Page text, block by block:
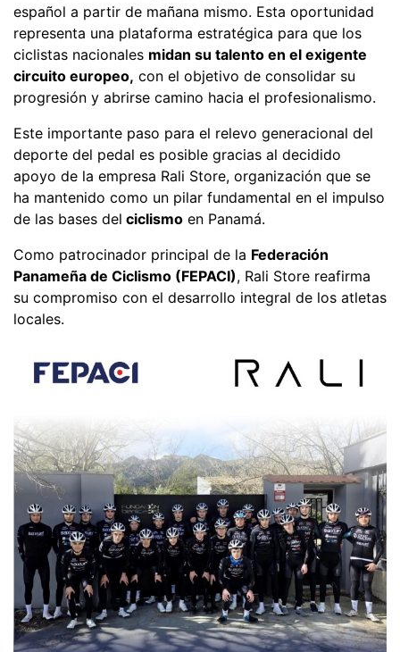
español a partir de mañana mismo. Esta oportunidad
representa una plataforma estratégica para que los
ciclistas nacionales midan su talento en el exigente
circuito europeo, con el objetivo de consolidar su
progresión y abrirse camino hacia el profesionalismo.
Este importante paso para el relevo generacional del
deporte del pedal es posible gracias al decidido
apoyo de la empresa Rali Store, organización que se
ha mantenido como un pilar fundamental en el impulso
de las bases del ciclismo en Panamá.
Como patrocinador principal de la Federación
Panameña de Ciclismo (FEPACI), Rali Store reafirma
su compromiso con el desarrollo integral de los atletas
locales.